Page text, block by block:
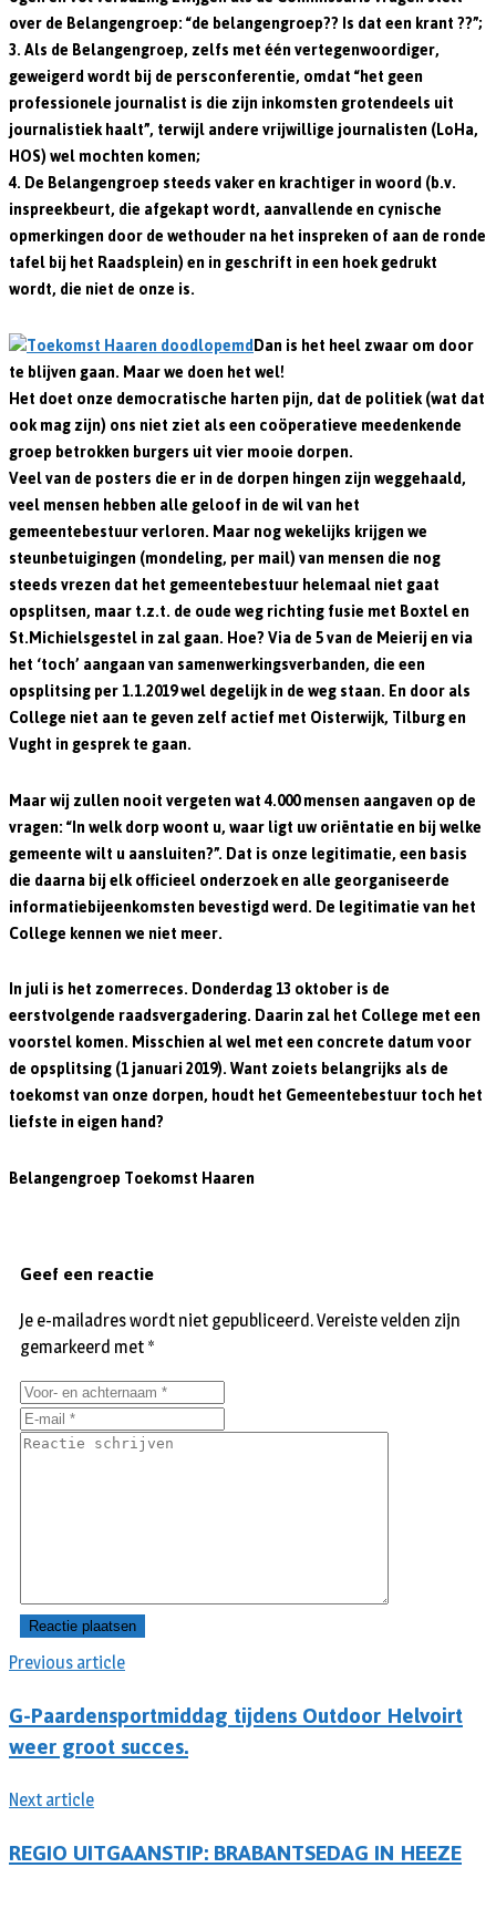
over de Belangengroep: “de belangengroep?? Is dat een krant ??”;
3. Als de Belangengroep, zelfs met één vertegenwoordiger,
geweigerd wordt bij de persconferentie, omdat “het geen
professionele journalist is die zijn inkomsten grotendeels uit
journalistiek haalt”, terwijl andere vrijwillige journalisten (LoHa,
HOS) wel mochten komen;
4. De Belangengroep steeds vaker en krachtiger in woord (b.v.
inspreekbeurt, die afgekapt wordt, aanvallende en cynische
opmerkingen door de wethouder na het inspreken of aan de ronde
tafel bij het Raadsplein) en in geschrift in een hoek gedrukt
wordt, die niet de onze is.
Dan is het heel zwaar om door
te blijven gaan. Maar we doen het wel!
Het doet onze democratische harten pijn, dat de politiek (wat dat
ook mag zijn) ons niet ziet als een coöperatieve meedenkende
groep betrokken burgers uit vier mooie dorpen.
Veel van de posters die er in de dorpen hingen zijn weggehaald,
veel mensen hebben alle geloof in de wil van het
gemeentebestuur verloren. Maar nog wekelijks krijgen we
steunbetuigingen (mondeling, per mail) van mensen die nog
steeds vrezen dat het gemeentebestuur helemaal niet gaat
opsplitsen, maar t.z.t. de oude weg richting fusie met Boxtel en
St.Michielsgestel in zal gaan. Hoe? Via de 5 van de Meierij en via
het ‘toch’ aangaan van samenwerkingsverbanden, die een
opsplitsing per 1.1.2019 wel degelijk in de weg staan. En door als
College niet aan te geven zelf actief met Oisterwijk, Tilburg en
Vught in gesprek te gaan.
Maar wij zullen nooit vergeten wat 4.000 mensen aangaven op de
vragen: “In welk dorp woont u, waar ligt uw oriëntatie en bij welke
gemeente wilt u aansluiten?”. Dat is onze legitimatie, een basis
die daarna bij elk officieel onderzoek en alle georganiseerde
informatiebijeenkomsten bevestigd werd. De legitimatie van het
College kennen we niet meer.
In juli is het zomerreces.Donderdag 13 oktoberis de
eerstvolgende raadsvergadering. Daarin zal het College met een
voorstel komen. Misschien al wel met een concrete datum voor
de opsplitsing (1 januari 2019). Want zoiets belangrijks als de
toekomst van onze dorpen, houdt het Gemeentebestuur toch het
liefste in eigen hand?
Belangengroep Toekomst Haaren
Previous article
G-Paardensportmiddag tijdens Outdoor Helvoirt
weer groot succes.
Next article
REGIO UITGAANSTIP: BRABANTSEDAG IN HEEZE
Geef een reactie
Je e-mailadres wordt niet gepubliceerd.Vereiste velden zijn
gemarkeerd met *